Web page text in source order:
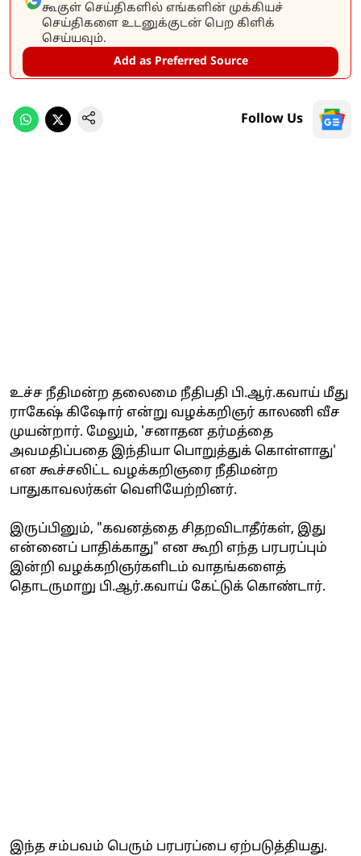
கூகுள் செய்திகளில் எங்களின் முக்கியச்
செய்திகளை உடனுக்குடன் பெற கிளிக்
செய்யவும்.
Add as Preferred Source
Follow Us
உச்ச நீதிமன்ற தலைமை நீதிபதி பி.ஆர்.கவாய் மீது
ராகேஷ் கிஷோர் என்று வழக்கறிஞர் காலணி வீச
முயன்றார். மேலும், 'சனாதன தர்மத்தை
அவமதிப்பதை இந்தியா பொறுத்துக் கொள்ளாது'
என கூச்சலிட்ட வழக்கறிஞரை நீதிமன்ற
பாதுகாவலர்கள் வெளியேற்றினர்.
இருப்பினும், "கவனத்தை சிதறவிடாதீர்கள், இது
என்னைப் பாதிக்காது" என கூறி எந்த பரபரப்பும்
இன்றி வழக்கறிஞர்களிடம் வாதங்களைத்
தொடருமாறு பி.ஆர்.கவாய் கேட்டுக் கொண்டார்.
இந்த சம்பவம் பெரும் பரபரப்பை ஏற்படுத்தியது.